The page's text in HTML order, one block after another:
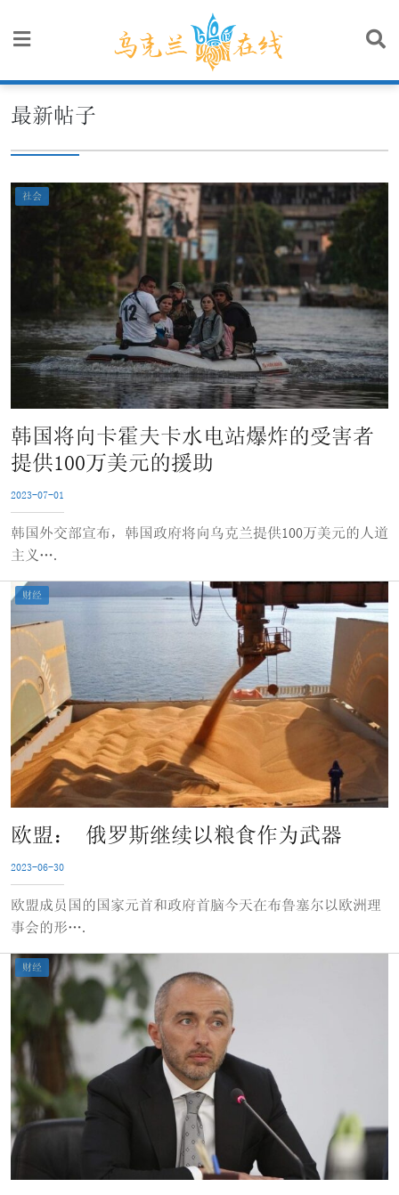
最新帖子
社会
韩国将向卡霍夫卡水电站爆炸的受害者
提供100万美元的援助
2023-07-01
韩国外交部宣布，韩国政府将向乌克兰提供100万美元的人道
主义….
财经
欧盟： 俄罗斯继续以粮食作为武器
2023-06-30
欧盟成员国的国家元首和政府首脑今天在布鲁塞尔以欧洲理
事会的形….
财经